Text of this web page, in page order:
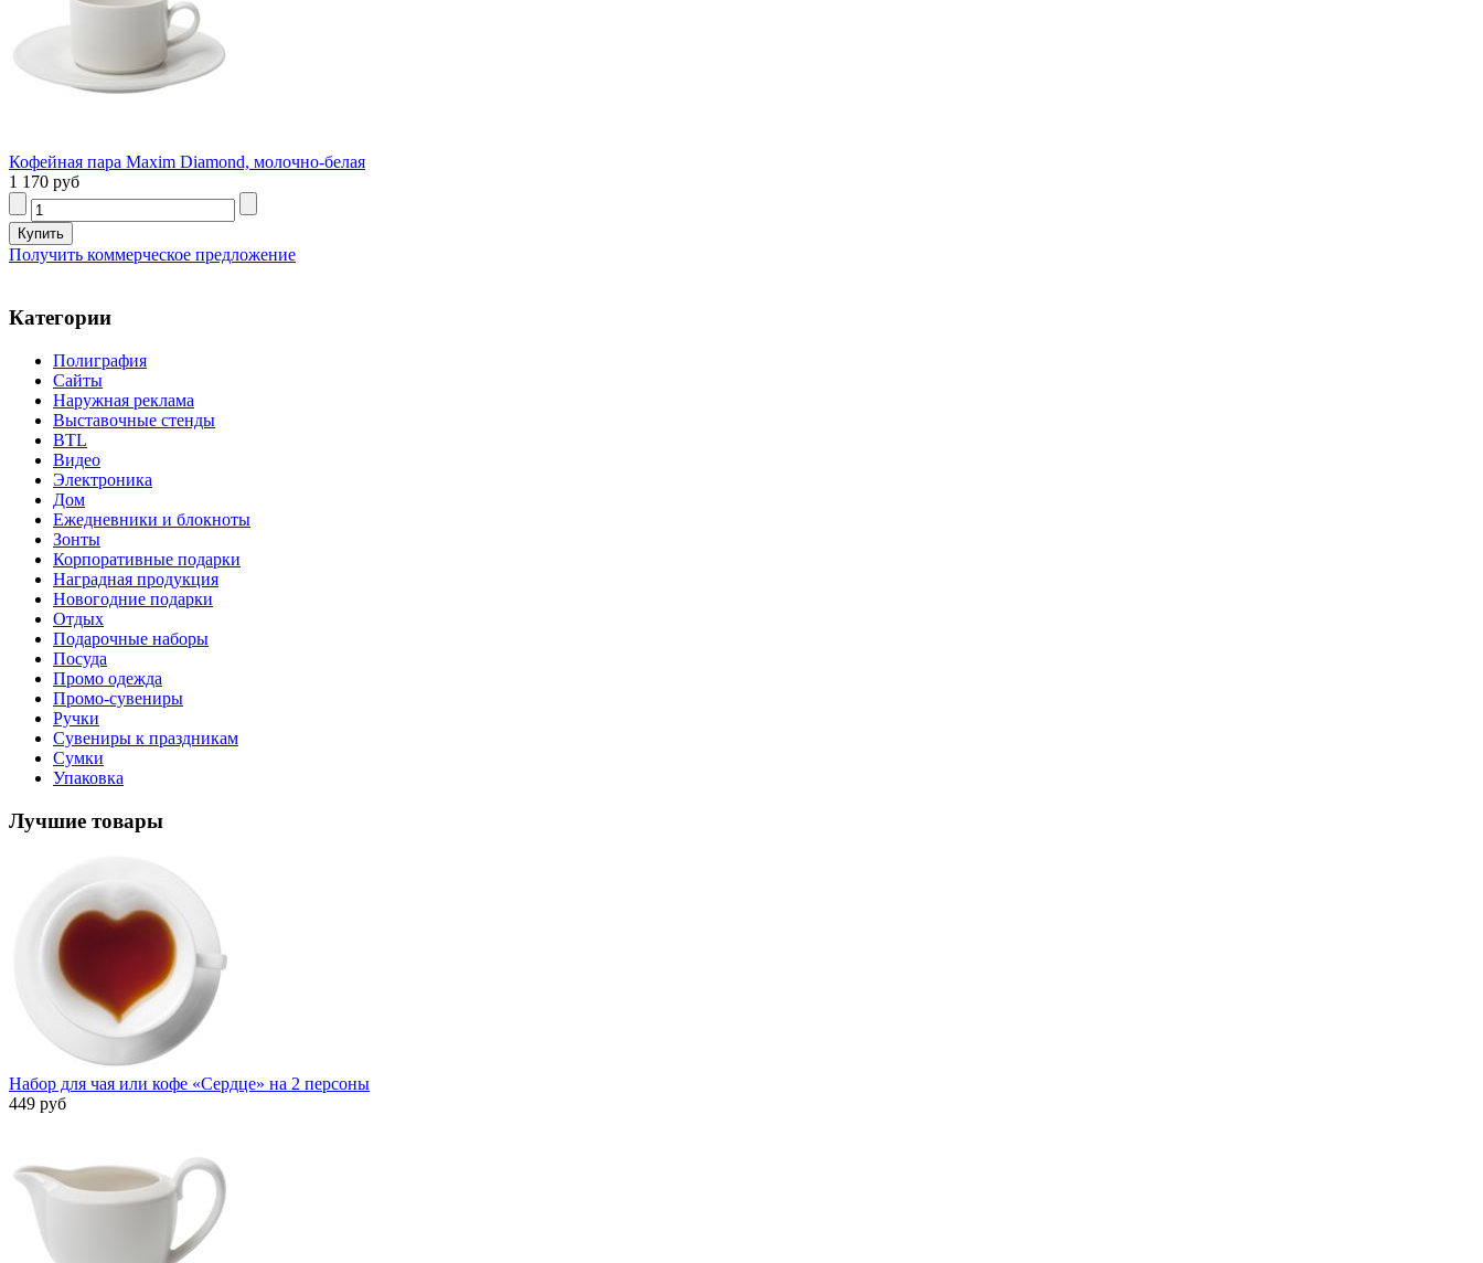
Кофейная пара Maxim Diamond, молочно-белая
1 170 руб
Получить коммерческое предложение
Категории
Полиграфия
Сайты
Наружная реклама
Выставочные стенды
BTL
Видео
Электроника
Дом
Ежедневники и блокноты
Зонты
Корпоративные подарки
Наградная продукция
Новогодние подарки
Отдых
Подарочные наборы
Посуда
Промо одежда
Промо-сувениры
Ручки
Сувениры к праздникам
Сумки
Упаковка
Лучшие товары
Набор для чая или кофе «Сердце» на 2 персоны
449 руб